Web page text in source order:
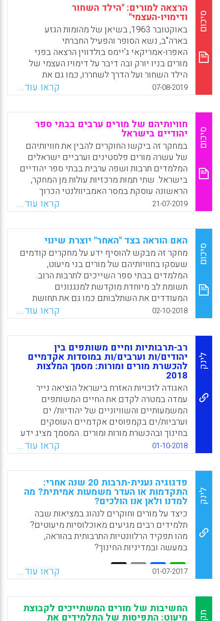
WhatsApp
Facebook
Email
X סיכום
הרצאה למורים: "הילד השחור
ודימויו-העצמי"
באוקטובר 1963, בשיאן של מהומות הגזע
בארה"ב, נשא הסופר והפעיל החברתי
האפרו-אמריקאי ג'יימס בולדווין הרצאה בפני
מורים בניו יורק ובה דיבר על דימויו העצמי של
הילד השחור ועל הדרך לשחררו, כמו גם את
אמריקה כולה, מקללת הדיכוי הגזעי. למרות
השנים שעברו, דברי בולדווין נותרו רלוונטיים לכל
הורה ולכל איש חינוך, במיוחד בחברות
רב-תרבותיות הסובלות מיחסים מתוחים בין רוב
למיעוט
WhatsApp
Facebook
Email
X
07-08-2019 קראו עוד...
סיכום
חוויותיהם של מורים ערבים בבתי ספר
יהודיים בישראל
במחקר זה ביקשו החוקרים להבין את חוויותיהם
של עשרה מורים פלסטינים וערביים ישראלים
המלמדים תרבות ושפה ערבית בבתי ספר יהודיים
בישראל. שתי תמות מרכזיות עולות מן המחקר,
הראשונה עוסקת במסר האמביוולנטי הכרוך
בהוראת ערבית כשפת האויב וככלי לעידוד
ולבניית שלום, ואילו השנייה מבהירה כיצד מורים
השייכים למיעוט מנתבים דרכם ומתמודדים עם
המתח בין זהותם הלאומית (פלסטינית) לבין
זהותם המקצועית באמצעות שימוש במודל
נרטיבי. בסיום המאמר החוקרים המתייחסים גם
להשלכות הרלוונטיות להוראה ולהכשרת מורים
בחברות החיות במצבי קונפליקט.
WhatsApp
Facebook
Email
X
21-07-2019 קראו עוד...
סיכום
האם הוראה בצד "האחר" יוצרת שינוי
מחקר זה מבקש להוסיף ידע על מחקרים קודמים
שעסקו בחוויותיהם של מורים בני מיעוט,
המלמדים בבתי ספר השייכים לתרבות הרוב.
תשומת לב מיוחדת מוקדשת למנגנונים
המעודדים את השתלבותם כמו גם את תחושת
הערך העצמי של מורים, במיוחד בחברות שסועות.
המחקר מתמקד בחוויותיהם של מורים
פלסטינים-אזרחי ישראל בבתי ספר חילוניים
דוברי עברית בישראל.
WhatsApp
Facebook
Email
X
02-10-2018 קראו עוד...
לינק
רב-תרבותיות וחיים משותפים בין
יהודים/ות וערבים/ות במוסדות אקדמיים
להכשרת מורים ומורות: מסמך המלצות
2018
האגודה לזכויות האזרח בישראל הוציאה נייר
עמדה במטרה לקדם את החיים המשותפים
המשמעותיים והשוויוניים של יהודיות/ ים
וערביות/ים בקמפוסים אקדמיים העוסקים
בחינוך ובהכשרת מורות ומורים. המסמך מציג ידע
תיאורטי על רב תרבותיות וחינוך-רב תרבותית; יחסי
כוח בין רוב ומיעוט (יהודים וערבים באקדמיה
ובמכללות להכשרת מורים); ו-23 המלצות
לפעילויות, תכניות ויוזמות במרחב המשותף של
ערבים/ות ויהודים/ות באקדמיה בתחום הכשרת
המורות/ים.
WhatsApp
Facebook
Email
X
01-10-2018 קראו עוד...
לינק
פדגוגיה נענית-תרבות 20 שנה אחרי:
התקדמות או העדר משמעות אמיתית? מה
למדנו ולאן אנו הולכים?
כיצד על מורים וחוקרים לנהוג במציאות שבה
תלמידים רבים מגיעים מאוכלוסיות מיעוטים?
מהו תפקיד הרלוונטיות התרבותית בהוראה,
במעשה ובמדיניות החינוך?
WhatsApp
Facebook
Email 01-07-2017 קראו עוד...
החשיבות של מורים המשתייכים לקבוצת
מיעוט: התפיסות של התלמידים את